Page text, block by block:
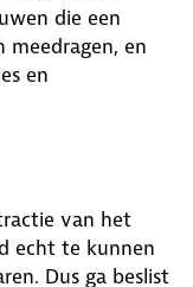
die een
meedragen, en
en
van het
echt te kunnen
Dus ga beslist